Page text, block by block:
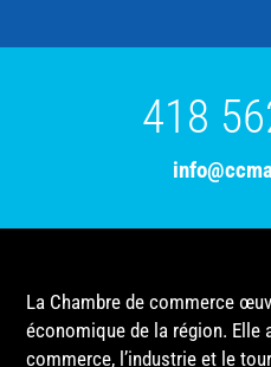
418
La Chambre de commerce
économique de la région.
commerce, l’industrie et le